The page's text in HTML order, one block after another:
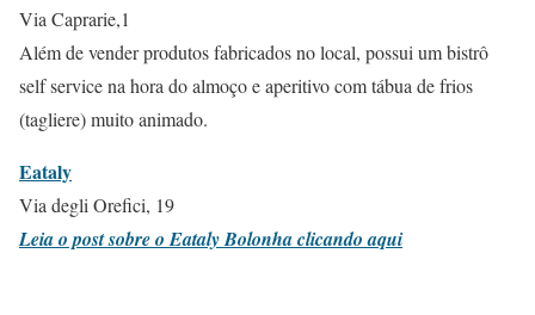
Via Caprarie,1
Além de vender produtos fabricados no local, possui um bistrô
self service na hora do almoço e aperitivo com tábua de frios
(tagliere) muito animado.
Eataly
Via degli Orefici, 19
Leia o post sobre o Eataly Bolonha clicando aqui